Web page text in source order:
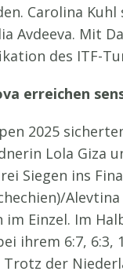
Carolina
Avdeeva. Mit
des ITF-
erreichen
2025
Lola Giza
Siegen ins
Einzel. Im
ihrem 6:7, 6:3,
der